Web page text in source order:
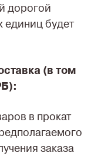
дорогой
единиц будет
(в том
в прокат
заказа